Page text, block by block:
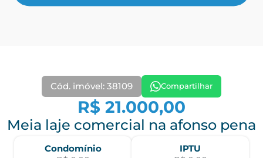
Cód. imóvel: 38109 Compartilhar
R$ 21.000,00
Meia laje comercial na afonso pena
Condomínio
IPTU